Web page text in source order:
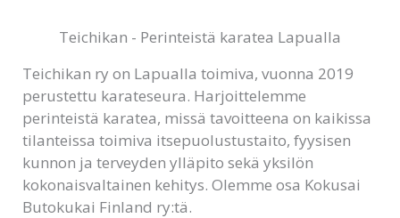
Teichikan - Perinteistä karatea Lapualla
Teichikan ry on Lapualla toimiva, vuonna 2019
perustettu karateseura. Harjoittelemme
perinteistä karatea, missä tavoitteena on kaikissa
tilanteissa toimiva itsepuolustustaito, fyysisen
kunnon ja terveyden ylläpito sekä yksilön
kokonaisvaltainen kehitys. Olemme osa Kokusai
Butokukai Finland ry:tä.